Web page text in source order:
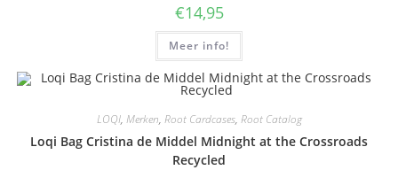
€14,95
Meer info!
LOQI, Merken, Root Cardcases, Root Catalog
Loqi Bag Cristina de Middel Midnight at the Crossroads
Recycled